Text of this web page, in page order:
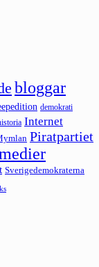
bloggar
demokrati
Internet
Piratpartiet
Sverigedemokraterna